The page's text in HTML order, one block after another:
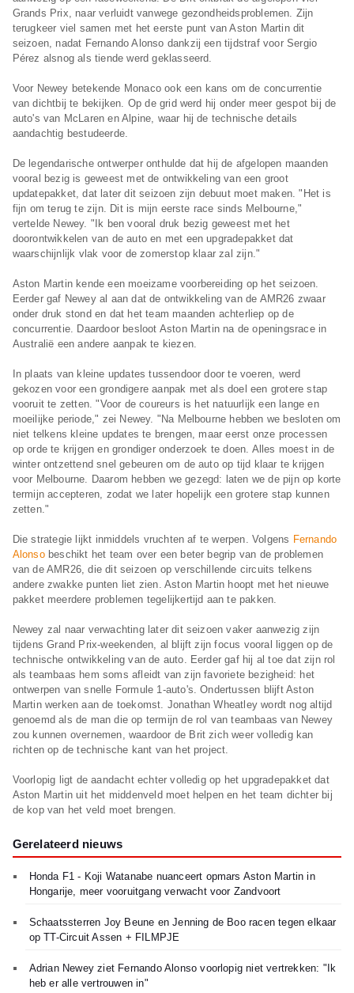
Grands Prix, naar verluidt vanwege gezondheidsproblemen. Zijn
terugkeer viel samen met het eerste punt van Aston Martin dit
seizoen, nadat Fernando Alonso dankzij een tijdstraf voor Sergio
Pérez alsnog als tiende werd geklasseerd.
Voor Newey betekende Monaco ook een kans om de concurrentie
van dichtbij te bekijken. Op de grid werd hij onder meer gespot bij de
auto's van McLaren en Alpine, waar hij de technische details
aandachtig bestudeerde.
De legendarische ontwerper onthulde dat hij de afgelopen maanden
vooral bezig is geweest met de ontwikkeling van een groot
updatepakket, dat later dit seizoen zijn debuut moet maken. "Het is
fijn om terug te zijn. Dit is mijn eerste race sinds Melbourne,"
vertelde Newey. "Ik ben vooral druk bezig geweest met het
doorontwikkelen van de auto en met een upgradepakket dat
waarschijnlijk vlak voor de zomerstop klaar zal zijn."
Aston Martin kende een moeizame voorbereiding op het seizoen.
Eerder gaf Newey al aan dat de ontwikkeling van de AMR26 zwaar
onder druk stond en dat het team maanden achterliep op de
concurrentie. Daardoor besloot Aston Martin na de openingsrace in
Australië een andere aanpak te kiezen.
In plaats van kleine updates tussendoor door te voeren, werd
gekozen voor een grondigere aanpak met als doel een grotere stap
vooruit te zetten. "Voor de coureurs is het natuurlijk een lange en
moeilijke periode," zei Newey. "Na Melbourne hebben we besloten om
niet telkens kleine updates te brengen, maar eerst onze processen
op orde te krijgen en grondiger onderzoek te doen. Alles moest in de
winter ontzettend snel gebeuren om de auto op tijd klaar te krijgen
voor Melbourne. Daarom hebben we gezegd: laten we de pijn op korte
termijn accepteren, zodat we later hopelijk een grotere stap kunnen
zetten."
Die strategie lijkt inmiddels vruchten af te werpen. Volgens Fernando
Alonsobeschikt het team over een beter begrip van de problemen
van de AMR26, die dit seizoen op verschillende circuits telkens
andere zwakke punten liet zien. Aston Martin hoopt met het nieuwe
pakket meerdere problemen tegelijkertijd aan te pakken.
Newey zal naar verwachting later dit seizoen vaker aanwezig zijn
tijdens Grand Prix-weekenden, al blijft zijn focus vooral liggen op de
technische ontwikkeling van de auto. Eerder gaf hij al toe dat zijn rol
als teambaas hem soms afleidt van zijn favoriete bezigheid: het
ontwerpen van snelle Formule 1-auto's. Ondertussen blijft Aston
Martin werken aan de toekomst. Jonathan Wheatley wordt nog altijd
genoemd als de man die op termijn de rol van teambaas van Newey
zou kunnen overnemen, waardoor de Brit zich weer volledig kan
richten op de technische kant van het project.
Voorlopig ligt de aandacht echter volledig op het upgradepakket dat
Aston Martin uit het middenveld moet helpen en het team dichter bij
de kop van het veld moet brengen.
Gerelateerd nieuws
Honda F1 - Koji Watanabe nuanceert opmars Aston Martin in
Hongarije, meer vooruitgang verwacht voor Zandvoort
Schaatssterren Joy Beune en Jenning de Boo racen tegen elkaar
op TT-Circuit Assen + FILMPJE
Adrian Newey ziet Fernando Alonso voorlopig niet vertrekken: "Ik
heb er alle vertrouwen in"